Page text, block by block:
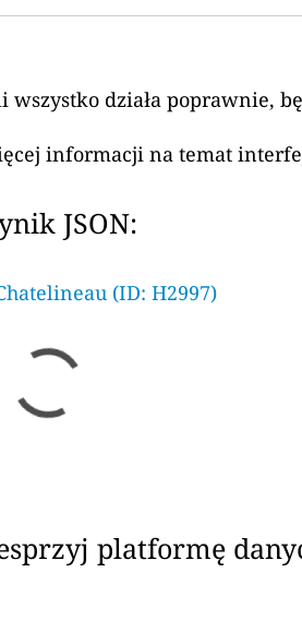
wszystko działa poprawnie,
informacji na temat
JSON:
(ID: H2997)
platformę